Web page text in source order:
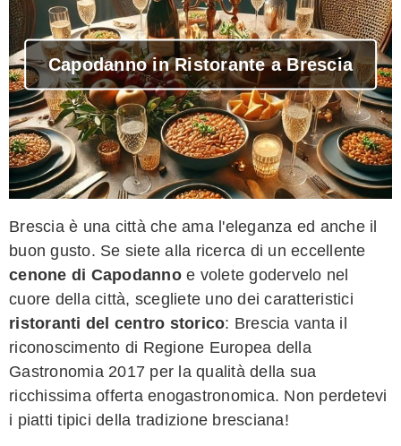
Capodanno in Ristorante a Brescia
Brescia è una città che ama l'eleganza ed anche il
buon gusto. Se siete alla ricerca di un eccellente
cenone di Capodannoe volete godervelo nel
cuore della città, scegliete uno dei caratteristici
ristoranti del centro storico: Brescia vanta il
riconoscimento di Regione Europea della
Gastronomia 2017 per la qualità della sua
ricchissima offerta enogastronomica. Non perdetevi
i piatti tipici della tradizione bresciana!